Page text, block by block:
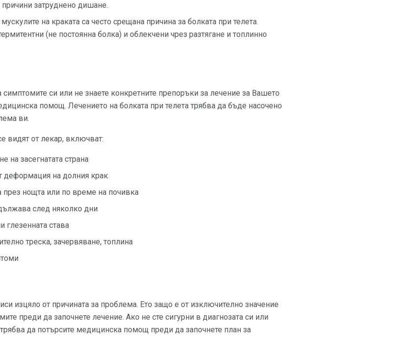
затруднено дишане.
на краката са често срещана причина за болката при телета.
(не постоянна болка) и облекчени чрез разтягане и топлинно
симптомите си или не знаете конкретните препоръки за лечение за Вашето
помощ. Лечението на болката при телета трябва да бъде насочено
ви.
видят от лекар, включват:
на засегнатата страна
деформация на долния крак
през нощта или по време на почивка
след няколко дни
глезенната става
треска, зачервяване, топлина
изцяло от причината за проблема. Ето защо е от изключително значение
преди да започнете лечение. Ако не сте сигурни в диагнозата си или
да потърсите медицинска помощ преди да започнете план за